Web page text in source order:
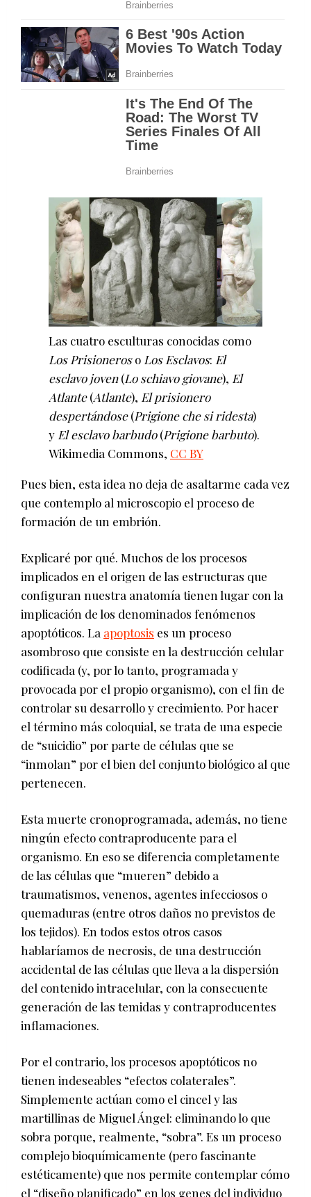
Las cuatro esculturas conocidas como
Los Prisioneroso Los Esclavos: El
esclavo joven(Lo schiavo giovane), El
Atlante(Atlante), El prisionero
despertándose(Prigione che si ridesta)
y El esclavo barbudo(Prigione barbuto).
Wikimedia Commons, CC BY
Pues bien, esta idea no deja de asaltarme cada vez
que contemplo al microscopio el proceso de
formación de un embrión.
Explicaré por qué. Muchos de los procesos
implicados en el origen de las estructuras que
configuran nuestra anatomía tienen lugar con la
implicación de los denominados fenómenos
apoptóticos. La apoptosis es un proceso
asombroso que consiste en la destrucción celular
codificada (y, por lo tanto, programada y
provocada por el propio organismo), con el fin de
controlar su desarrollo y crecimiento. Por hacer
el término más coloquial, se trata de una especie
de “suicidio” por parte de células que se
“inmolan” por el bien del conjunto biológico al que
pertenecen.
Esta muerte cronoprogramada, además, no tiene
ningún efecto contraproducente para el
organismo. En eso se diferencia completamente
de las células que “mueren” debido a
traumatismos, venenos, agentes infecciosos o
quemaduras (entre otros daños no previstos de
los tejidos). En todos estos otros casos
hablaríamos de necrosis, de una destrucción
accidental de las células que lleva a la dispersión
del contenido intracelular, con la consecuente
generación de las temidas y contraproducentes
inflamaciones.
Por el contrario, los procesos apoptóticos no
tienen indeseables “efectos colaterales”.
Simplemente actúan como el cincel y las
martillinas de Miguel Ángel: eliminando lo que
sobra porque, realmente, “sobra”. Es un proceso
complejo bioquímicamente (pero fascinante
estéticamente) que nos permite contemplar cómo
el “diseño planificado” en los genes del individuo